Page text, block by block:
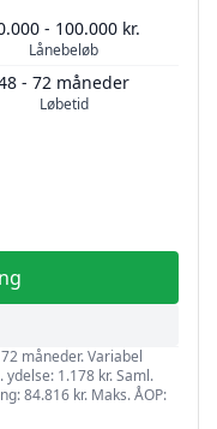
Lånebeløb
- 100.000 kr.
Løbetid
- 72 måneder
måneder. Variabel
1.178 kr. Saml.
84.816 kr. Maks. ÅOP: